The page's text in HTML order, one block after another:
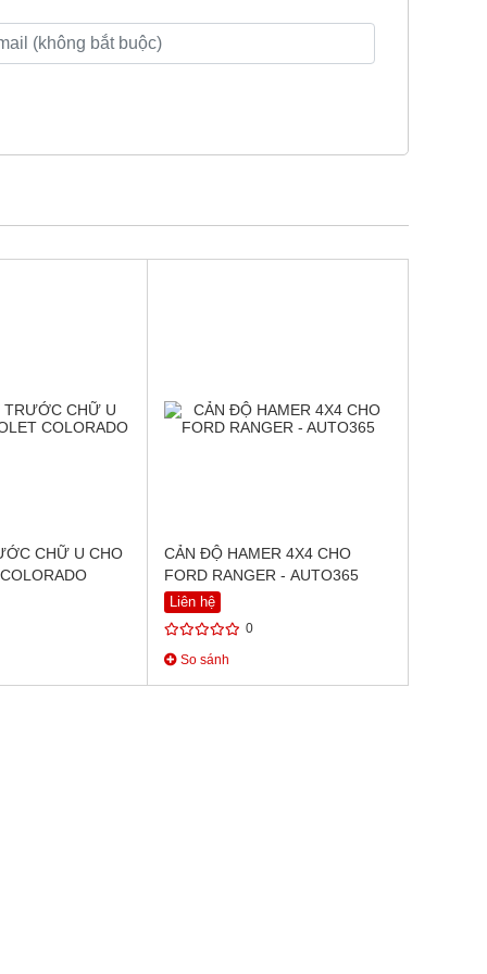
CHỮ U CHO
CẢN ĐỘ HAMER 4X4 CHO
FORD RANGER - AUTO365
Liên hệ
0
So sánh